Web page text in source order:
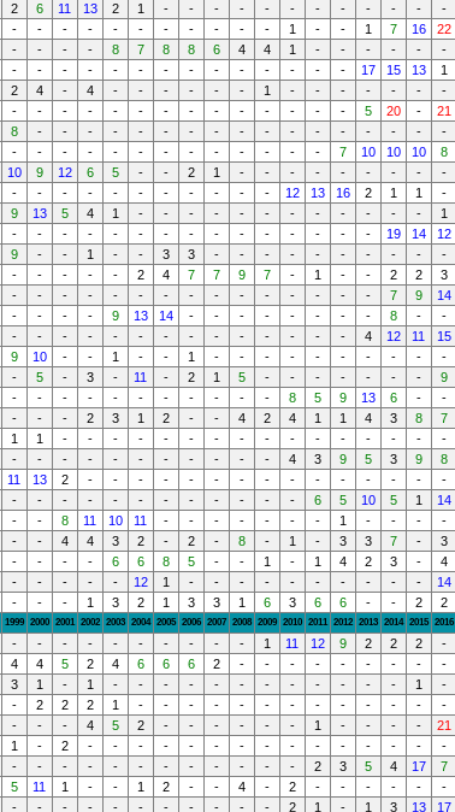
2 6 11 13 2 1 - - - - - - - - - - - -
- - - - - - - - - - - 1 - - 1 7 16 22
- - - - 8 7 8 8 6 4 4 1 - - - - - -
- - - - - - - - - - - - - - 17 15 13 1
2 4 - 4 - - - - - - 1 - - - - - - -
- - - - - - - - - - - - - - 5 20 - 21
8 - - - - - - - - - - - - - - - - -
- - - - - - - - - - - - - 7 10 10 10 8
10 9 12 6 5 - - 2 1 - - - - - - - - -
- - - - - - - - - - - 12 13 16 2 1 1 -
9 13 5 4 1 - - - - - - - - - - - - 1
- - - - - - - - - - - - - - - 19 14 12
9 - - 1 - - 3 3 - - - - - - - - - -
- - - - - 2 4 7 7 9 7 - 1 - - 2 2 3
- - - - - - - - - - - - - - - 7 9 14
- - - - 9 13 14 - - - - - - - - 8 - -
- - - - - - - - - - - - - - 4 12 11 15
9 10 - - 1 - - 1 - - - - - - - - - -
- 5 - 3 - 11 - 2 1 5 - - - - - - - 9
- - - - - - - - - - - 8 5 9 13 6 - -
- - - 2 3 1 2 - - 4 2 4 1 1 4 3 8 7
1 1 - - - - - - - - - - - - - - - -
- - - - - - - - - - - 4 3 9 5 3 9 8
11 13 2 - - - - - - - - - - - - - - -
- - - - - - - - - - - - 6 5 10 5 1 14
- - 8 11 10 11 - - - - - - - 1 - - - -
- - 4 4 3 2 - 2 - 8 - 1 - 3 3 7 - 3
- - - - 6 6 8 5 - - 1 - 1 4 2 3 - 4
- - - - - 12 1 - - - - - - - - - - 14
- - - 1 3 2 1 3 3 1 6 3 6 6 - - 2 2
1999 2000 2001 2002 2003 2004 2005 2006 2007 2008 2009 2010 2011 2012 2013 2014 2015 2016
- - - - - - - - - - 1 11 12 9 2 2 2 -
4 4 5 2 4 6 6 6 2 - - - - - - - - -
3 1 - 1 - - - - - - - - - - - - 1 -
- 2 2 2 1 - - - - - - - - - - - - -
- - - 4 5 2 - - - - - - 1 - - - - 21
1 - 2 - - - - - - - - - - - - - - -
- - - - - - - - - - - - 2 3 5 4 17 7
5 11 1 - - 1 2 - - 4 - 2 - - - - - -
- - - - - - - - - - - 2 1 - 1 3 13 17